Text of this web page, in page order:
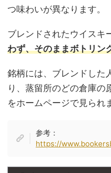
つ味わいが異なります。
ブレンドされたウイスキ
わず、そのままボトリン
銘柄には、ブレンドした
り、蒸留所のどの倉庫の
をホームページで見られ
参考：
https://